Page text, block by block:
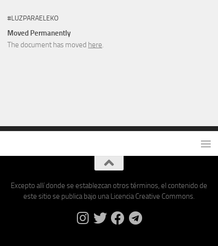
#LUZPARAELEKO
Moved Permanently
The document has moved here.
Excepto allí donde se establezcan otros términos, el contenido de
este sitio se publica bajo una Licencia Creative Commons.